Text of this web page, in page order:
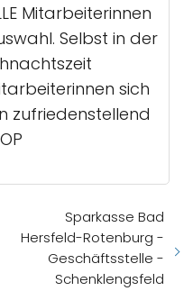
Mitarbeiterinnen
Selbst in der
sich
zufriedenstellend
Sparkasse Bad
Hersfeld-Rotenburg -
Geschäftsstelle -
Schenklengsfeld